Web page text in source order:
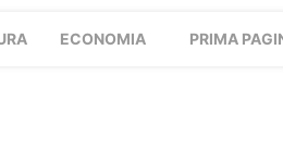
ECONOMIA PRIMA